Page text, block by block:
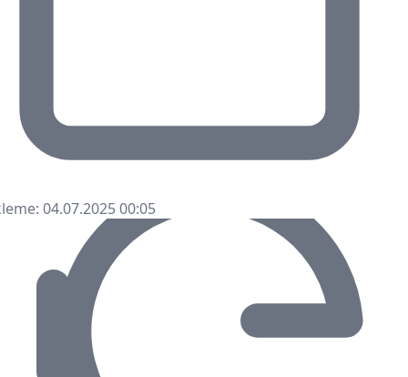
04.07.2025 00:05